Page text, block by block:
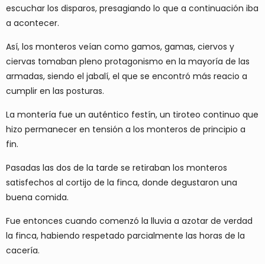
escuchar los disparos, presagiando lo que a continuación iba
a acontecer.
Así, los monteros veían como gamos, gamas, ciervos y
ciervas tomaban pleno protagonismo en la mayoría de las
armadas, siendo el jabalí, el que se encontró más reacio a
cumplir en las posturas.
La montería fue un auténtico festín, un tiroteo continuo que
hizo permanecer en tensión a los monteros de principio a
fin.
Pasadas las dos de la tarde se retiraban los monteros
satisfechos al cortijo de la finca, donde degustaron una
buena comida.
Fue entonces cuando comenzó la lluvia a azotar de verdad
la finca, habiendo respetado parcialmente las horas de la
cacería.